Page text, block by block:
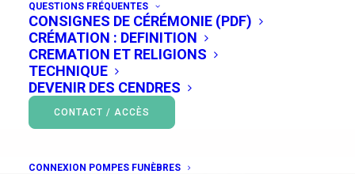
QUESTIONS FRÉQUENTES
CONSIGNES DE CÉRÉMONIE (PDF)
CRÉMATION : DEFINITION
CREMATION ET RELIGIONS
TECHNIQUE
DEVENIR DES CENDRES
CONTACT / ACCÈS
CONNEXION POMPES FUNÈBRES
Préparer une cérémonie